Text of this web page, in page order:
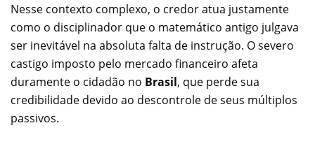
Nesse contexto complexo, o credor atua justamente
como o disciplinador que o matemático antigo julgava
ser inevitável na absoluta falta de instrução. O severo
castigo imposto pelo mercado financeiro afeta
duramente o cidadão no Brasil, que perde sua
credibilidade devido ao descontrole de seus múltiplos
passivos.